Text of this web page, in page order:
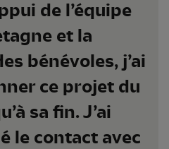
de l’équipe
et la
bénévoles, j’ai
ce projet du
sa fin. J’ai
le contact avec